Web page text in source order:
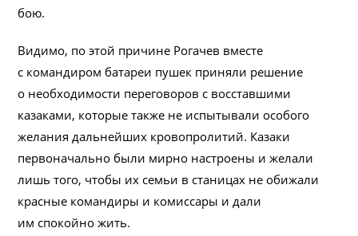
бою.
Видимо, по этой причине Рогачев вместе
с командиром батареи пушек приняли решение
о необходимости переговоров с восставшими
казаками, которые также не испытывали особого
желания дальнейших кровопролитий. Казаки
первоначально были мирно настроены и желали
лишь того, чтобы их семьи в станицах не обижали
красные командиры и комиссары и дали
им спокойно жить.